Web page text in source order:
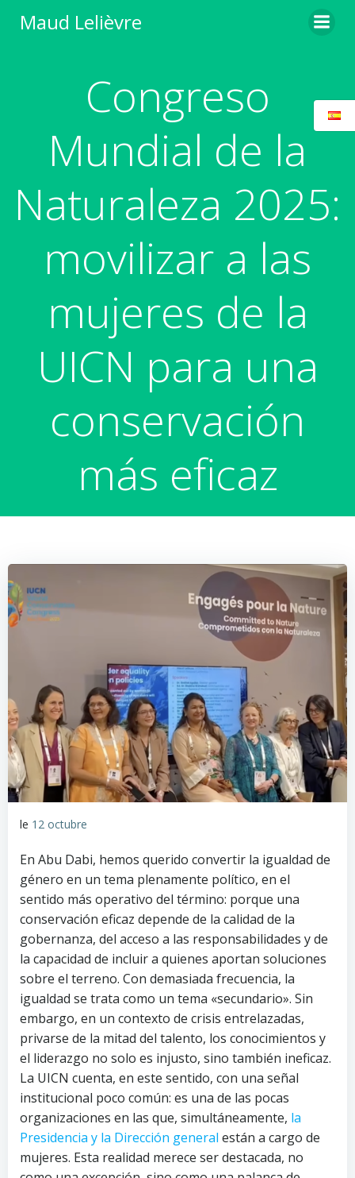
Maud Lelièvre
Congreso
Mundial de la
Naturaleza 2025:
movilizar a las
mujeres de la
UICN para una
conservación
más eficaz
le 12 octubre
En Abu Dabi, hemos querido convertir la igualdad de
género en un tema plenamente político, en el
sentido más operativo del término: porque una
conservación eficaz depende de la calidad de la
gobernanza, del acceso a las responsabilidades y de
la capacidad de incluir a quienes aportan soluciones
sobre el terreno. Con demasiada frecuencia, la
igualdad se trata como un tema «secundario». Sin
embargo, en un contexto de crisis entrelazadas,
privarse de la mitad del talento, los conocimientos y
el liderazgo no solo es injusto, sino también ineficaz.
La UICN cuenta, en este sentido, con una señal
institucional poco común: es una de las pocas
organizaciones en las que, simultáneamente, la
Presidencia y la Dirección general están a cargo de
mujeres. Esta realidad merece ser destacada, no